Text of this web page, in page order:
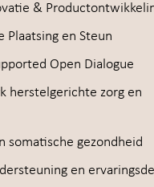
&
Plaatsing en Steun
Open Dialogue
herstelgerichte zorg en
somatische gezondheid
en